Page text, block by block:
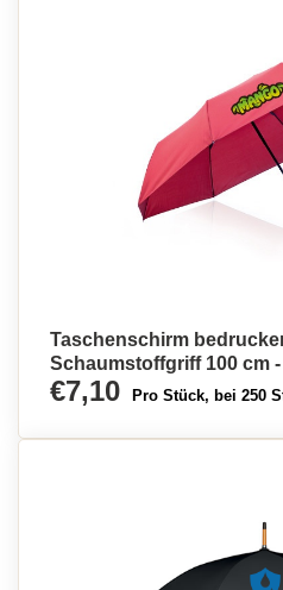
Taschenschirm
Schaumstoffgriff 100 cm
€7,10 Pro Stück, bei 250